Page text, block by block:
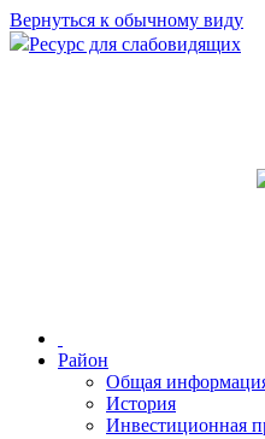
Вернуться к обычному виду
Ресурс для слабовидящих
Район
Общая
История
Инвестиционная